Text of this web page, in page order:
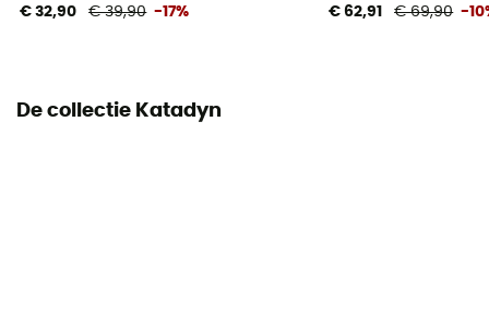
€ 32,90 € 39,90 -17% € 62,91 € 69,90 -
De collectie Katadyn